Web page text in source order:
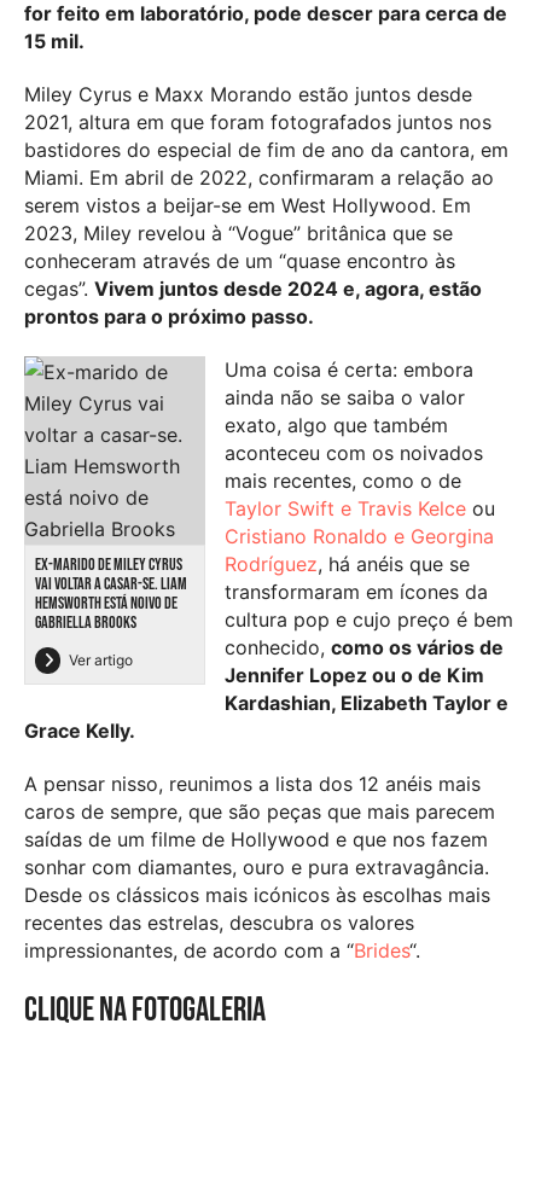
for feito em laboratório, pode descer para cerca de
15 mil.
Miley Cyrus e Maxx Morando estão juntos desde
2021, altura em que foram fotografados juntos nos
bastidores do especial de fim de ano da cantora, em
Miami. Em abril de 2022, confirmaram a relação ao
serem vistos a beijar-se em West Hollywood. Em
2023, Miley revelou à “Vogue” britânica que se
conheceram através de um “quase encontro às
cegas”. Vivem juntos desde 2024 e, agora, estão
prontos para o próximo passo.
EX-MARIDO DE MILEY CYRUS
VAI VOLTAR A CASAR-SE. LIAM
HEMSWORTH ESTÁ NOIVO DE
GABRIELLA BROOKS
Ver artigo
Uma coisa é certa: embora
ainda não se saiba o valor
exato, algo que também
aconteceu com os noivados
mais recentes, como o de
Taylor Swift e Travis Kelce ou
Cristiano Ronaldo e Georgina
Rodríguez, há anéis que se
transformaram em ícones da
cultura pop e cujo preço é bem
conhecido, como os vários de
Jennifer Lopez ou o de Kim
Kardashian, Elizabeth Taylor e
Grace Kelly.
A pensar nisso, reunimos a lista dos 12 anéis mais
caros de sempre, que são peças que mais parecem
saídas de um filme de Hollywood e que nos fazem
sonhar com diamantes, ouro e pura extravagância.
Desde os clássicos mais icónicos às escolhas mais
recentes das estrelas, descubra os valores
impressionantes, de acordo com a “Brides“.
Clique na fotogaleria